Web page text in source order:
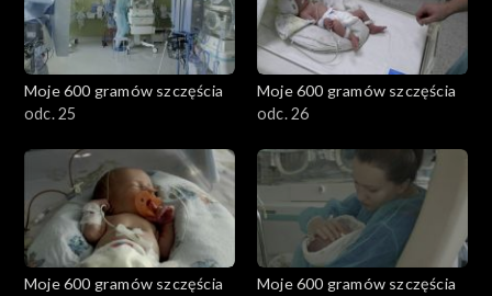
Moje 600 gramów szczęścia
odc. 25
Moje 600 gramów szczęścia
odc. 26
Moje 600 gramów szczęścia
Moje 600 gramów szczęścia